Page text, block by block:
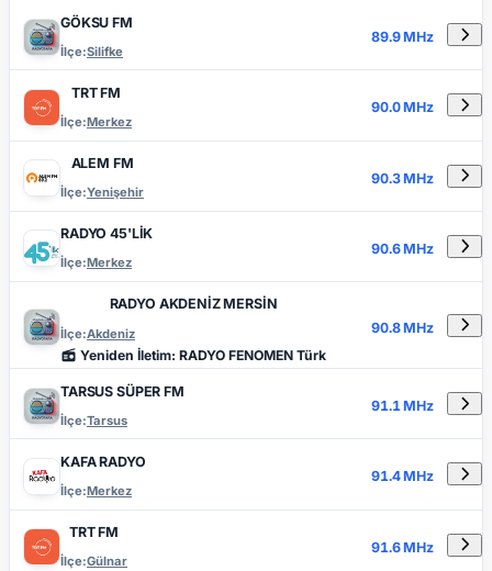
GÖKSU FM
İlçe:Silifke
89.9 MHz
TRT FM
İlçe:Merkez
90.0 MHz
ALEM FM
İlçe:Yenişehir
90.3 MHz
RADYO 45'LİK
İlçe:Merkez
90.6 MHz
RADYO AKDENİZ MERSİN
İlçe:Akdeniz
Yeniden İletim: RADYO FENOMEN Türk
90.8 MHz
TARSUS SÜPER FM
İlçe:Tarsus
91.1 MHz
KAFA RADYO
İlçe:Merkez
91.4 MHz
TRT FM
İlçe:Gülnar
91.6 MHz